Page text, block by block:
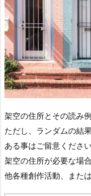
架空の住所とその読み
ただし、ランダムの結
ある事はご留意ください
架空の住所が必要な場
他各種創作活動、また